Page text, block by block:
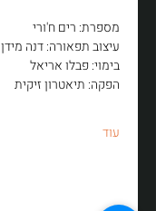
מספרת: רים ח'ורי
עיצוב תפאורה: דנה מידן
בימוי: פבלו אריאל
הפקה: תיאטרון זיקית
עוד